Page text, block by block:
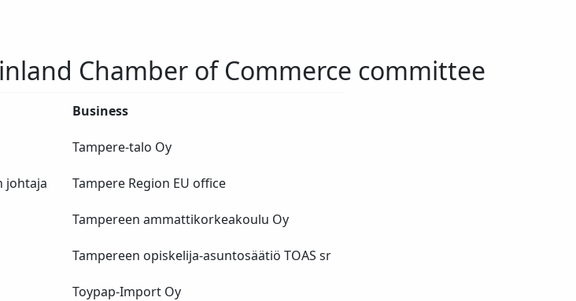
Chamber of Commerce committee
Business
Tampere-talo Oy
johtaja Tampere Region EU office
Tampereen ammattikorkeakoulu Oy
Tampereen opiskelija-asuntosäätiö TOAS sr
Toypap-Import Oy